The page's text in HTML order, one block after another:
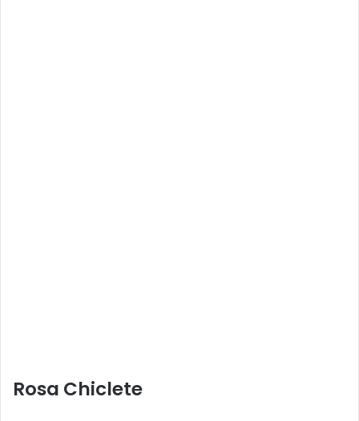
Rosa Chiclete